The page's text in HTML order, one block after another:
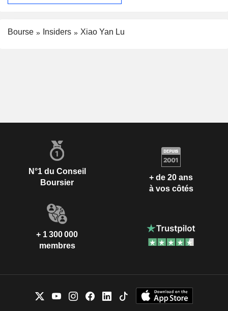
Bourse Insiders Xiao Yan Lu
N°1 du Conseil
Boursier
+ de 20 ans
à vos côtés
+ 1 300 000
membres